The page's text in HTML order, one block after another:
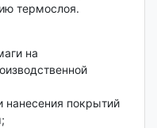
термослоя.
на
нанесения покрытий